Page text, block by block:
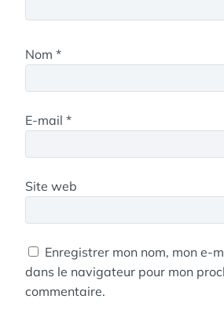
Nom *
E-mail *
Site web
Enregistrer mon nom, mon e-
dans le navigateur pour mon
commentaire.